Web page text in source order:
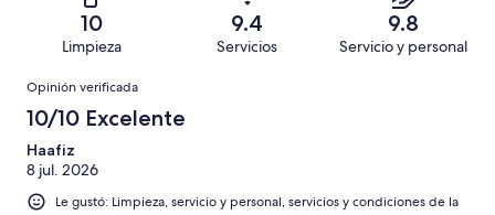
opiniones
opiniones
de
opiniones
Basada
de
opiniones
Terrible.
Basada
de
58
opiniones
10
Limpieza
9.4
Servicios
9.8
Servicio y personal
Opiniones
Opinión verificada
10/10 Excelente
Haafiz
8 jul. 2026
Le gustó: Limpieza, servicio y personal, servicios y condiciones de la